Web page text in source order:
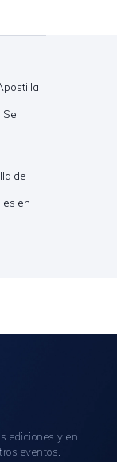
Se
de
en
ediciones y en
eventos.